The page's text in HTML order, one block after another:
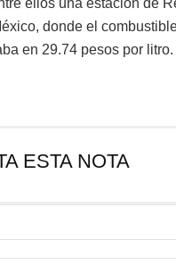
donde el
en 29.74 pesos por litro.
ESTA NOTA